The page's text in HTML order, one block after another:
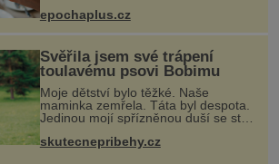
Fungují sice dobře, mají ale jednu
epochaplus.cz
Svěřila jsem své trápení
toulavému psovi Bobimu
Moje dětství bylo těžké. Naše
maminka zemřela. Táta byl despota.
Jedinou mojí spřízněnou duší se stal
dítě měla peklo. Maminka zemřela,
skutecnepribehy.cz